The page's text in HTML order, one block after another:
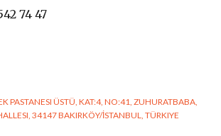
74 47
PASTANESI ÜSTÜ, KAT:4, NO:41, ZUHURATBABA,
34147 BAKIRKÖY/İSTANBUL, TÜRKIYE